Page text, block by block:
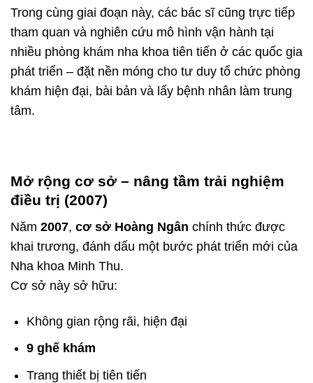
Trong cùng giai đoạn này, các bác sĩ cũng trực tiếp
tham quan và nghiên cứu mô hình vận hành tại
nhiều phòng khám nha khoa tiên tiến ở các quốc gia
phát triển – đặt nền móng cho tư duy tổ chức phòng
khám hiện đại, bài bản và lấy bệnh nhân làm trung
tâm.
Mở rộng cơ sở – nâng tầm trải nghiệm
điều trị (2007)
Năm 2007, cơ sở Hoàng Ngân chính thức được
khai trương, đánh dấu một bước phát triển mới của
Nha khoa Minh Thu.
Cơ sở này sở hữu:
Không gian rộng rãi, hiện đại
9 ghế khám
Trang thiết bị tiên tiến